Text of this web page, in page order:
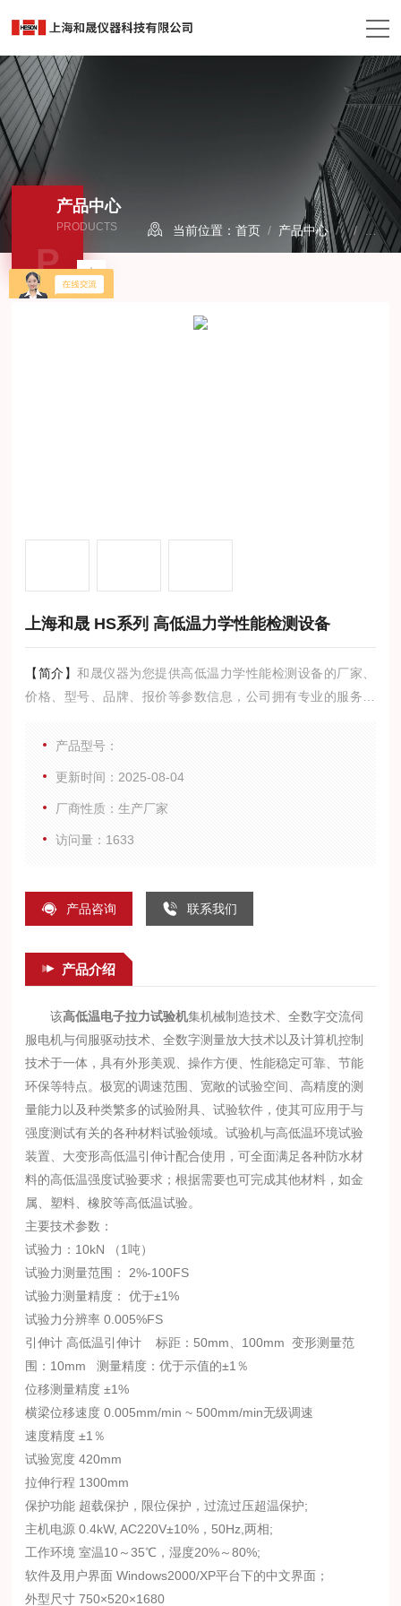
产品中心
PRODUCTS
P
当前位置：首页 / 产品中心/ /高低
上海和晟 HS系列 高低温力学性能检测设备
【简介】和晟仪器为您提供高低温力学性能检测设备的厂家、
价格、型号、品牌、报价等参数信息，公司拥有专业的服务团
产品型号：
更新时间：2025-08-04
厂商性质：生产厂家
访问量：1633
产品咨询 联系我们
产品介绍
该高低温电子拉力试验机集机械制造技术、全数字交流伺
服电机与伺服驱动技术、全数字测量放大技术以及计算机控制
技术于一体，具有外形美观、操作方便、性能稳定可靠、节能
环保等特点。极宽的调速范围、宽敞的试验空间、高精度的测
量能力以及种类繁多的试验附具、试验软件，使其可应用于与
强度测试有关的各种材料试验领域。试验机与高低温环境试验
装置、大变形高低温引伸计配合使用，可全面满足各种防水材
料的高低温强度试验要求；根据需要也可完成其他材料，如金
属、塑料、橡胶等高低温试验。
主要技术参数：
试验力：10kN （1吨）
试验力测量范围： 2%-100FS
试验力测量精度： 优于±1%
试验力分辨率 0.005%FS
引伸计 高低温引伸计 标距：50mm、100mm 变形测量范
围：10mm 测量精度：优于示值的±1％
位移测量精度 ±1%
横梁位移速度 0.005mm/min ~ 500mm/min无级调速
速度精度 ±1％
试验宽度 420mm
拉伸行程 1300mm
保护功能 超载保护，限位保护，过流过压超温保护;
主机电源 0.4kW, AC220V±10%，50Hz,两相;
工作环境 室温10～35℃，湿度20%～80%;
软件及用户界面 Windows2000/XP平台下的中文界面；
外型尺寸 750×520×1680